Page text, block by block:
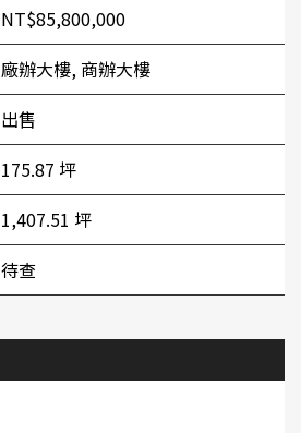
NT$85,800,000
廠辦大樓, 商辦大樓
出售
175.87 坪
1,407.51 坪
待查